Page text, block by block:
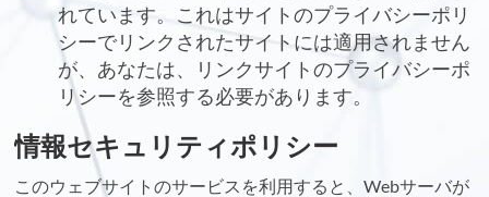
れています。これはサイトのプライバシーポリ
シーでリンクされたサイトには適用されません
が、あなたは、リンクサイトのプライバシーポ
リシーを参照する必要があります。
情報セキュリティポリシー
このウェブサイトのサービスを利用すると、Webサーバが